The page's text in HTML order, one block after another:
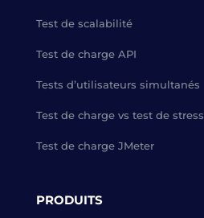
Test de scalabilité
Test de charge API
Tests d’utilisateurs simultanés
Test de charge vs test de stress
Test de charge JMeter
PRODUITS